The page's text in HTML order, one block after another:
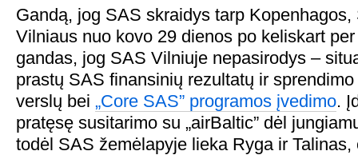
Gandą, jog SAS skraidys tarp
Vilniaus nuo kovo 29 dienos po keliskart
gandas, jog SAS Vilniuje nepasirodys –
prastų SAS finansinių rezultatų ir
verslų bei „Core SAS” programos įvedimo.
pratęsę susitarimo su „airBaltic” dėl
todėl SAS žemėlapyje lieka Ryga ir